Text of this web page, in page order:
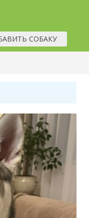
СОБАКУ